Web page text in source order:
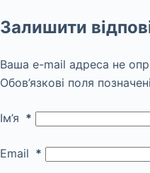
Залишити
Ваша e-mail адреса не
Обов’язкові поля позначені
Ім’я *
Email *